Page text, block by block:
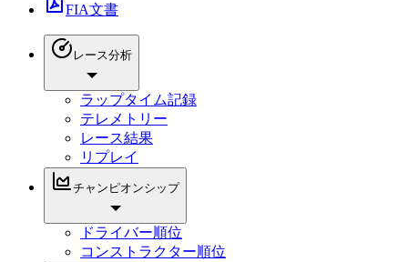
FIA文書
レース分析
ラップタイム記録
テレメトリー
レース結果
リプレイ
チャンピオンシップ
ドライバー順位
コンストラクター順位